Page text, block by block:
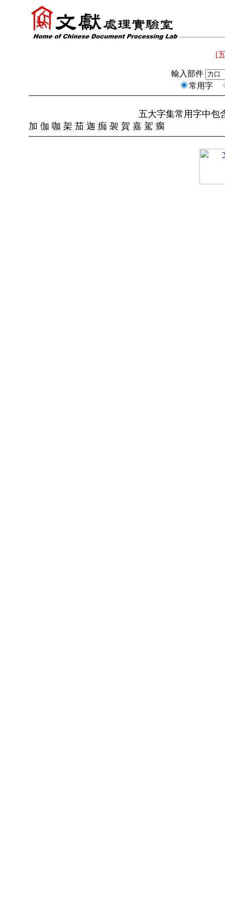
[
輸入部件
常用字
五大字集常用字中包
加 伽 咖 架 茄 迦 痂 袈 賀 嘉 駕 瘸